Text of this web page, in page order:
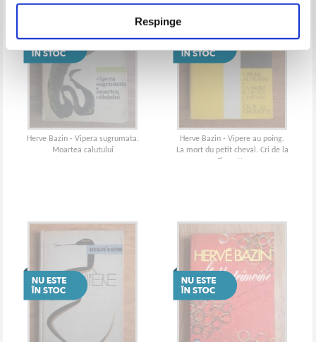
Respinge
Herve Bazin - Vipera sugrumata.
Moartea calutului
Herve Bazin - Vipere au poing.
La mort du petit cheval. Cri de la
Chouette